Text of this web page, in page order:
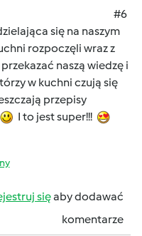
#6
się na naszym
rozpoczęli wraz z
naszą wiedzę i
w kuchni czują się
przepisy
I to jest super!!!
sięaby dodawać
komentarze